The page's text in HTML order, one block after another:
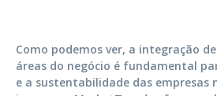
Como podemos ver, a integração
áreas do negócio é fundamental
e a sustentabilidade das empresas